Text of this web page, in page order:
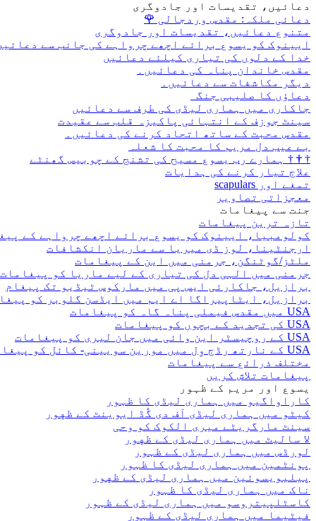
دعائیں، تقدیسات اور جادوگری
دعائی ملکہ: مقدس وردجالی 🌹
متنوع دعائیں، تقدیسات اور جادوگری
ایینوک کو یسوع برائے اچھے چرواہے کی جانب سے
خدا کے دلوں کی تیاری کیلئے دعائیں
مقدس خاندان پناہ کی دعائیں۔
دیگر مکاشفات سے دعائیں۔
دعاؤں کا صلیبی جنگ
جاکاری میں ہماری لیڈی کی طرف سے دعائیں
سینٹ جوزف کے انتہائی پاکیزہ قلب سے عقیدت
مقدس محبت کے ساتھ اتحاد کرنے کی دعائیں۔
بے عیب دل مریم کا محبت کا شعلہ
†
†
† ہمارے رب یسوع مسیح کی تشنج کے چوبیس گھنٹے
علاج تیار کرنے کی ہدایات
تمغے اور scapulars
معجزاتی تصاویر
جنت سے پیغامات
تازہ ترین پیغامات
کولومبیا، ایینوک کو یسوع برائے اچھے چرواہے کے
ارجنٹینا، لوز ڈی میریا سے ماریان انکشافات
ملٹز/گوٹنگن، جرمنی میں این کے پیغامات
جرمنی میں الہی دل کی تیاری کے لیے ماریا کو پیغامات
برازیل، جاکارئی ایس پی میں مارکوس ٹیڈیو تک پیغام
برازیل، ایٹاپیراگا اے ایم میں ایڈسن گلوبر کو
USA میں مقدس فیملی پناہ گاہ کو پیغامات
USA کی تجدید کے بچوں کو پیغامات
USA کے روچیسٹر این وائی میں جان لیری کو پیغامات
USA کے نارتھ رڈج وِل میں مورین سویینی- کائل کو پیغامات
مختلف ذرائع سے پیغامات
پیغامات تلاش کریں
یسوع اور مریم کے ظہور
کاراواگیو میں ہماری لیڈی کا ظہور
کیٹو میں ہماری لیڈی آف دی گُڈ ایوینٹ کے ظهور
سینٹ مارگریٹے میری الکوک کو وحی
لا سالیٹ میں ہماری لیڈی کے ظهور
لورڈس میں ہماری لیڈی کے ظہور
پونٹمین میں ہماری لیڈی کا ظہور
پیلیویسوئین میں ہماری لیڈی کے ظهور
ناک میں ہماری لیڈی کا ظہور
کاسٹلپیتروسو میں ہماری لیڈی کے ظہور
فیٹیما میں ہماری لیڈی کے ظہور